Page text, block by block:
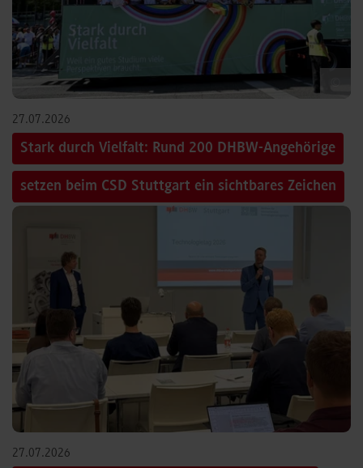
27.07.2026
Stark durch Vielfalt: Rund 200 DHBW-Angehörige
setzen beim CSD Stuttgart ein sichtbares Zeichen
27.07.2026